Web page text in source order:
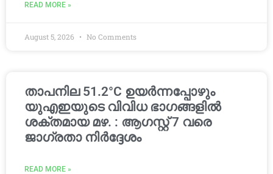
READ MORE »
August 5, 2026 No Comments
താപനില 51.2°C ഉയർന്നപ്പോഴും
യുഎഇയുടെ വിവിധ ഭാഗങ്ങളിൽ
ശക്തമായ മഴ. : ആഗസ്റ്റ് 7 വരെ
ജാഗ്രതാ നിർദ്ദേശം
READ MORE »